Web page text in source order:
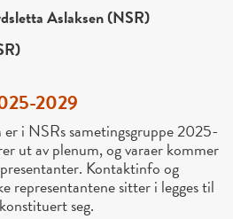
Aslaksen (NSR)
2029
er i NSRs sametingsgruppe 2025-
ut av plenum, og varaer kommer
Kontaktinfo og
representantene sitter i legges til
seg.